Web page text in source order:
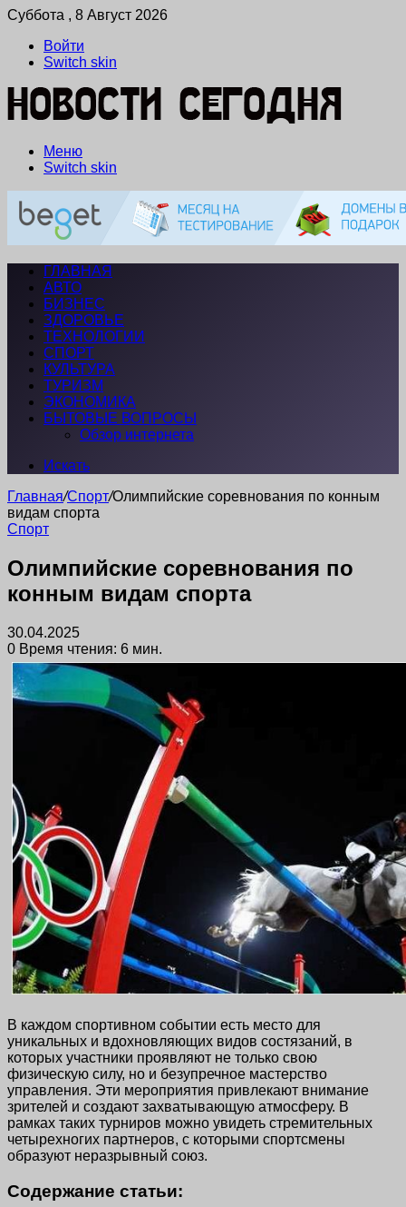
Суббота , 8 Август 2026
Войти
Switch skin
Меню
Switch skin
ГЛАВНАЯ
АВТО
БИЗНЕС
ЗДОРОВЬЕ
ТЕХНОЛОГИИ
СПОРТ
КУЛЬТУРА
ТУРИЗМ
ЭКОНОМИКА
БЫТОВЫЕ ВОПРОСЫ
Обзор интернета
Искать
Главная/Спорт/Олимпийские соревнования по конным
видам спорта
Спорт
Олимпийские соревнования по
конным видам спорта
30.04.2025
0 Время чтения: 6 мин.
В каждом спортивном событии есть место для
уникальных и вдохновляющих видов состязаний, в
которых участники проявляют не только свою
физическую силу, но и безупречное мастерство
управления. Эти мероприятия привлекают внимание
зрителей и создают захватывающую атмосферу. В
рамках таких турниров можно увидеть стремительных
четырехногих партнеров, с которыми спортсмены
образуют неразрывный союз.
Содержание статьи: